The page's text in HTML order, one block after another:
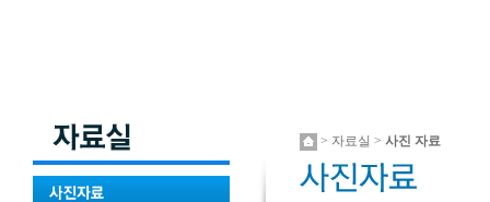
> 자료실 > 사진 자료